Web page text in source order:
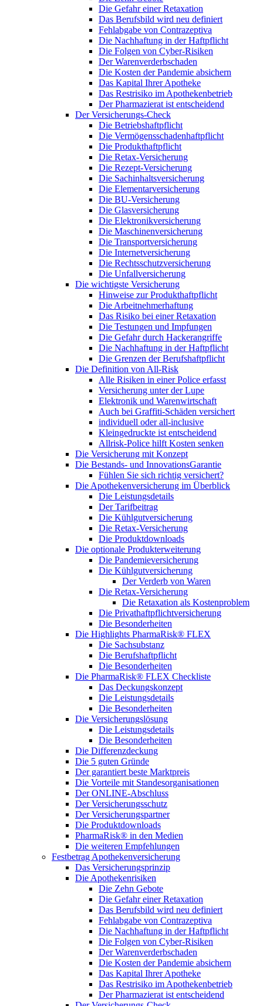
Die Gefahr einer Retaxation
Das Berufsbild wird neu definiert
Fehlabgabe von Contrazeptiva
Die Nachhaftung in der Haftpflicht
Die Folgen von Cyber-Risiken
Der Warenverderbschaden
Die Kosten der Pandemie absichern
Das Kapital Ihrer Apotheke
Das Restrisiko im Apothekenbetrieb
Der Pharmazierat ist entscheidend
Der Versicherungs-Check
Die Betriebshaftpflicht
Die Vermögensschadenhaftpflicht
Die Produkthaftpflicht
Die Retax-Versicherung
Die Rezept-Versicherung
Die Sachinhaltsversicherung
Die Elementarversicherung
Die BU-Versicherung
Die Glasversicherung
Die Elektronikversicherung
Die Maschinenversicherung
Die Transportversicherung
Die Internetversicherung
Die Rechtsschutzversicherung
Die Unfallversicherung
Die wichtigste Versicherung
Hinweise zur Produkthaftpflicht
Die Arbeitnehmerhaftung
Das Risiko bei einer Retaxation
Die Testungen und Impfungen
Die Gefahr durch Hackerangriffe
Die Nachhaftung in der Haftpflicht
Die Grenzen der Berufshaftpflicht
Die Definition von All-Risk
Alle Risiken in einer Police erfasst
Versicherung unter der Lupe
Elektronik und Warenwirtschaft
Auch bei Graffiti-Schäden versichert
individuell oder all-inclusive
Kleingedruckte ist entscheidend
Allrisk-Police hilft Kosten senken
Die Versicherung mit Konzept
Die Bestands- und InnovationsGarantie
Fühlen Sie sich richtig versichert?
Die Apothekenversicherung im Überblick
Die Leistungsdetails
Der Tarifbeitrag
Die Kühlgutversicherung
Die Retax-Versicherung
Die Produktdownloads
Die optionale Produkterweiterung
Die Pandemieversicherung
Die Kühlgutversicherung
Der Verderb von Waren
Die Retax-Versicherung
Die Retaxation als Kostenproblem
Die Privathaftpflichtversicherung
Die Besonderheiten
Die Highlights PharmaRisk® FLEX
Die Sachsubstanz
Die Berufshaftpflicht
Die Besonderheiten
Die PharmaRisk® FLEX Checkliste
Das Deckungskonzept
Die Leistungsdetails
Die Besonderheiten
Die Versicherungslösung
Die Leistungsdetails
Die Besonderheiten
Die Differenzdeckung
Die 5 guten Gründe
Der garantiert beste Marktpreis
Die Vorteile mit Standesorganisationen
Der ONLINE-Abschluss
Der Versicherungsschutz
Der Versicherungspartner
Die Produktdownloads
PharmaRisk® in den Medien
Die weiteren Empfehlungen
Festbetrag Apothekenversicherung
Das Versicherungsprinzip
Die Apothekenrisiken
Die Zehn Gebote
Die Gefahr einer Retaxation
Das Berufsbild wird neu definiert
Fehlabgabe von Contrazeptiva
Die Nachhaftung in der Haftpflicht
Die Folgen von Cyber-Risiken
Der Warenverderbschaden
Die Kosten der Pandemie absichern
Das Kapital Ihrer Apotheke
Das Restrisiko im Apothekenbetrieb
Der Pharmazierat ist entscheidend